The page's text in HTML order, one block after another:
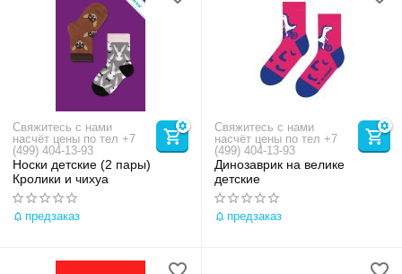
Свяжитесь с нами
насчёт цены по тел +7
(499) 404-13-93
Носки детские (2 пары)
Кролики и чихуа
предзаказ
Свяжитесь с нами
насчёт цены по тел +7
(499) 404-13-93
Динозаврик на велике
детские
предзаказ